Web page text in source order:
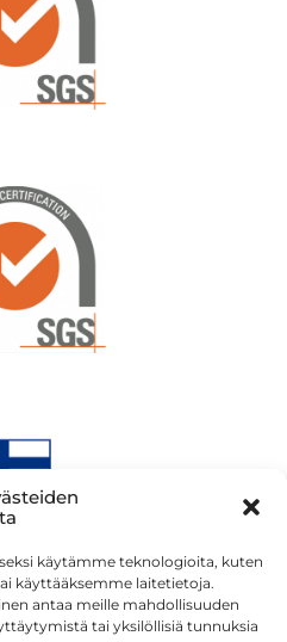
käytämme teknologioita, kuten
käyttääksemme laitetietoja.
antaa meille mahdollisuuden
tai yksilöllisiä tunnuksia